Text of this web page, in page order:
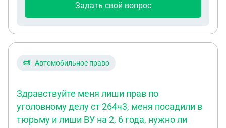
Задать свой вопрос
Автомобильное право
Здравствуйте меня лиши прав по
уголовному делу ст 264ч3, меня посадили в
тюрьму и лиши ВУ на 2, 6 года, нужно ли